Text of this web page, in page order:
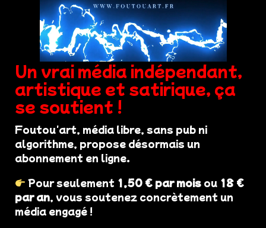
Un vrai média indépendant,
artistique et satirique, ça
se soutient !
Foutou'art, média libre, sans pub ni
algorithme, propose désormais un
abonnement en ligne.
Pour seulement 1,50 € par mois ou 18 €
par an, vous soutenez concrètement un
média engagé !